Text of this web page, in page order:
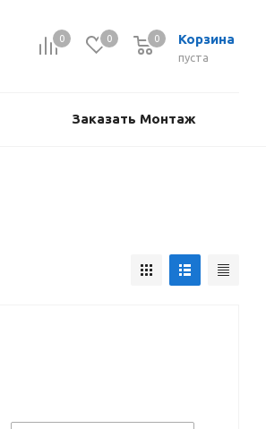
0 0 Корзина
пуста
0
Заказать Монтаж